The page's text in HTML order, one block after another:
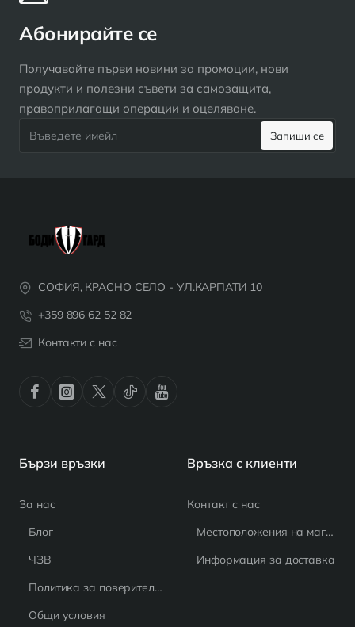
Абонирайте се
Получавайте първи новини за промоции, нови
продукти и полезни съвети за самозащита,
правоприлагащи операции и оцеляване.
имейл
Запиши се
СОФИЯ, КРАСНО СЕЛО - УЛ.КАРПАТИ 10
+359 896 62 52 82
Контакти с нас
Бързи връзки
За нас
Блог
ЧЗВ
Политика за поверителност
Общи условия
Връзка с клиенти
Контакт с нас
Местоположения на магазина
Информация за доставка